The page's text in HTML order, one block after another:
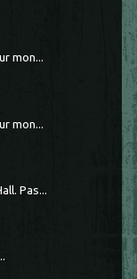
mon...
mon...
Pas...